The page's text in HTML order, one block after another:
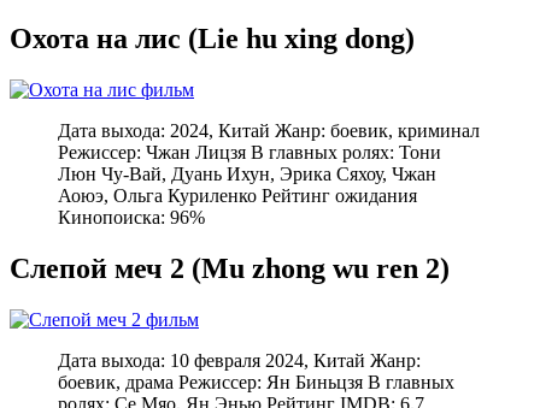
Охота на лис (Lie hu xing dong)
Дата выхода: 2024, Китай Жанр: боевик, криминал
Режиссер: Чжан Лицзя В главных ролях: Тони
Люн Чу-Вай, Дуань Ихун, Эрика Сяхоу, Чжан
Аоюэ, Ольга Куриленко Рейтинг ожидания
Кинопоиска: 96%
Слепой меч 2 (Mu zhong wu ren 2)
Дата выхода: 10 февраля 2024, Китай Жанр:
боевик, драма Режиссер: Ян Биньцзя В главных
ролях: Се Мяо, Ян Энью Рейтинг IMDB: 6.7